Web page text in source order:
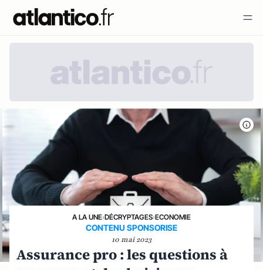
A LA UNE›DÉCRYPTAGES›ECONOMIE
CONTENU SPONSORISE
10 mai 2023
Assurance pro : les questions à